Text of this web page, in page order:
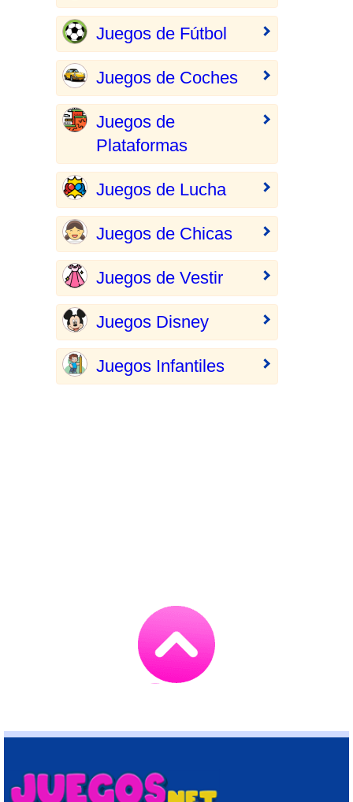
Juegos de Fútbol
Juegos de Coches
Juegos de
Plataformas
Juegos de Lucha
Juegos de Chicas
Juegos de Vestir
Juegos Disney
Juegos Infantiles